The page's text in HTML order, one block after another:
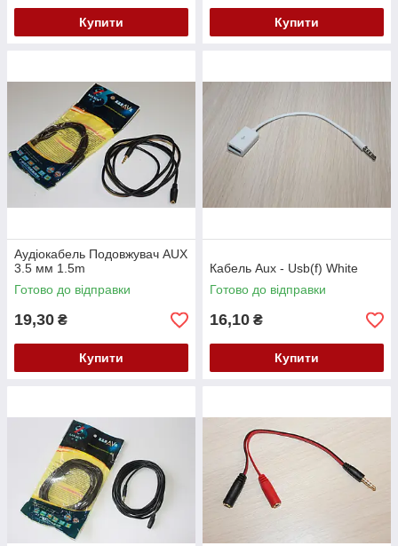
Купити Купити
Аудіокабель Подовжувач AUX
3.5 мм 1.5m
Готово до відправки
19,30 ₴
Купити
Кабель Aux - Usb(f) White
Готово до відправки
16,10 ₴
Купити